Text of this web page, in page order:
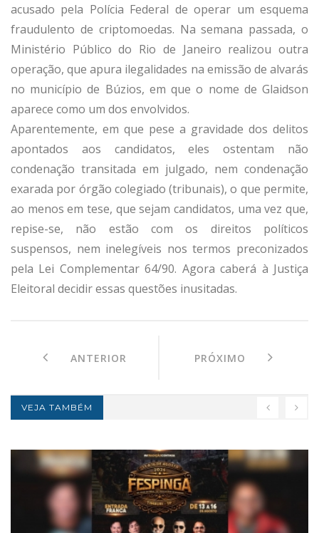
acusado pela Polícia Federal de operar um esquema
fraudulento de criptomoedas. Na semana passada, o
Ministério Público do Rio de Janeiro realizou outra
operação, que apura ilegalidades na emissão de alvarás
no município de Búzios, em que o nome de Glaidson
aparece como um dos envolvidos.
Aparentemente, em que pese a gravidade dos delitos
apontados aos candidatos, eles ostentam não
condenação transitada em julgado, nem condenação
exarada por órgão colegiado (tribunais), o que permite,
ao menos em tese, que sejam candidatos, uma vez que,
repise-se, não estão com os direitos políticos
suspensos, nem inelegíveis nos termos preconizados
pela Lei Complementar 64/90. Agora caberá à Justiça
Eleitoral decidir essas questões inusitadas.
ANTERIOR PRÓXIMO
VEJA TAMBÉM